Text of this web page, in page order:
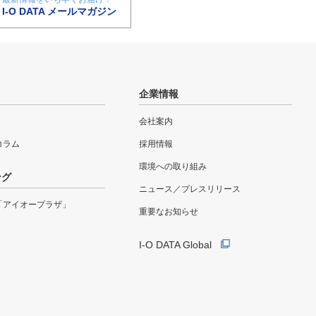
I-O DATA メールマガジン
ラム
イオープラザ」
企業情報
会社案内
採用情報
環境への取り組み
ニュース／プレスリリース
重要なお知らせ
I-O DATA Global